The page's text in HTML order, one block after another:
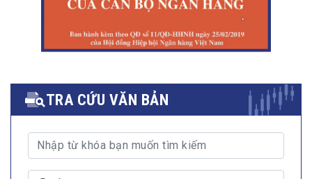
TRA CỨU VĂN BẢN